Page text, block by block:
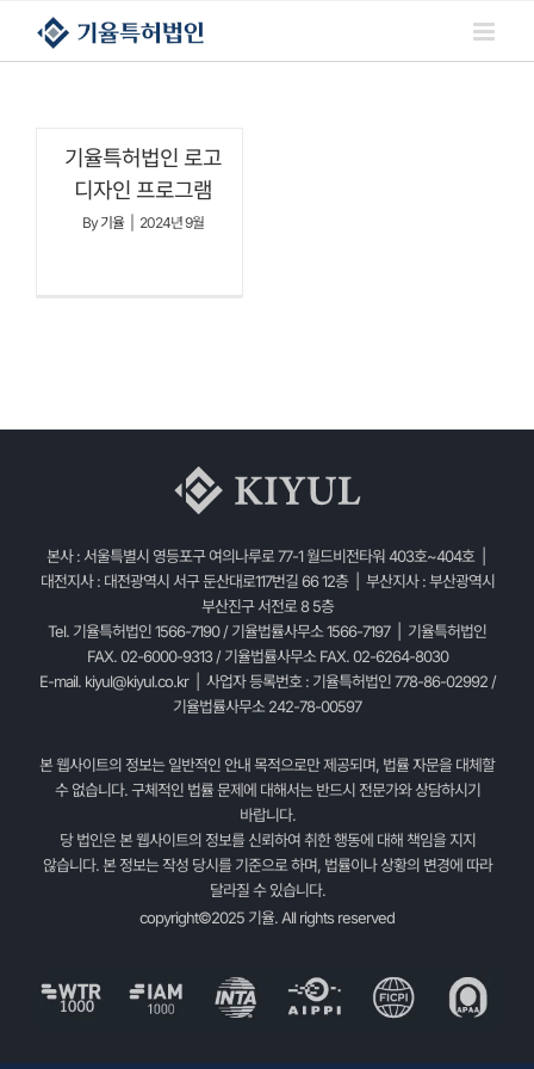
콘텐츠로
건너뛰기
기율특허법인 로고
디자인 프로그램
By기율 2024년 9월
본사 : 서울특별시 영등포구 여의나루로 77-1 월드비전타워 403호~404호 |
대전지사 : 대전광역시 서구 둔산대로117번길 66 12층 | 부산지사 : 부산광역시
부산진구 서전로 8 5층
Tel. 기율특허법인 1566-7190 / 기율법률사무소 1566-7197 | 기율특허법인
FAX. 02-6000-9313 / 기율법률사무소 FAX. 02-6264-8030
E-mail. kiyul@kiyul.co.kr| 사업자 등록번호 : 기율특허법인 778-86-02992 /
기율법률사무소 242-78-00597
본 웹사이트의 정보는 일반적인 안내 목적으로만 제공되며, 법률 자문을 대체할
수 없습니다. 구체적인 법률 문제에 대해서는 반드시 전문가와 상담하시기
바랍니다.
당 법인은 본 웹사이트의 정보를 신뢰하여 취한 행동에 대해 책임을 지지
않습니다. 본 정보는 작성 당시를 기준으로 하며, 법률이나 상황의 변경에 따라
달라질 수 있습니다.
copyright©2025 기율. All rights reserved